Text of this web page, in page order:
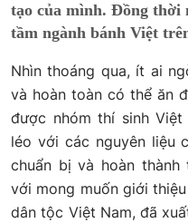
tạo của mình. Đồng thời
tầm ngành bánh Việt
Nhìn thoáng qua, ít ai
và hoàn toàn có thể ăn
được nhóm thí sinh
léo với các nguyên liệu
chuẩn bị và hoàn thành
với mong muốn giới
dân tộc Việt Nam, đã